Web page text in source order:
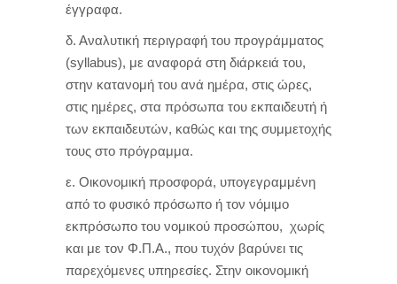
έγγραφα.
δ. Αναλυτική περιγραφή τoυ προγράμματος
(syllabus), με αναφορά στη διάρκειά του,
στην κατανομή του ανά ημέρα, στις ώρες,
στις ημέρες, στα πρόσωπα του εκπαιδευτή ή
των εκπαιδευτών, καθώς και της συμμετοχής
τους στο πρόγραμμα.
ε. Οικονομική προσφορά, υπογεγραμμένη
από το φυσικό πρόσωπο ή τον νόμιμο
εκπρόσωπο του νομικού προσώπου, χωρίς
και με τον Φ.Π.Α., που τυχόν βαρύνει τις
παρεχόμενες υπηρεσίες. Στην οικονομική